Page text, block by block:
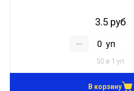
3.5 руб
уп
50 в 1 уп
В корзину